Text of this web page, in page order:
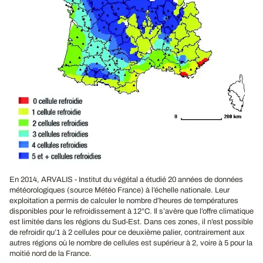
En 2014, ARVALIS - Institut du végétal a étudié 20 années de données
météorologiques (source Météo France) à l’échelle nationale. Leur
exploitation a permis de calculer le nombre d’heures de températures
disponibles pour le refroidissement à 12°C. Il s’avère que l’offre climatique
est limitée dans les régions du Sud-Est. Dans ces zones, il n’est possible
de refroidir qu’1 à 2 cellules pour ce deuxième palier, contrairement aux
autres régions où le nombre de cellules est supérieur à 2, voire à 5 pour la
moitié nord de la France.